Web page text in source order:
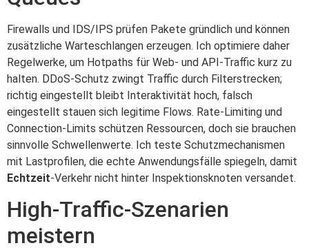
Firewalls und IDS/IPS prüfen Pakete gründlich und können
zusätzliche Warteschlangen erzeugen. Ich optimiere daher
Regelwerke, um Hotpaths für Web- und API-Traffic kurz zu
halten. DDoS-Schutz zwingt Traffic durch Filterstrecken;
richtig eingestellt bleibt Interaktivität hoch, falsch
eingestellt stauen sich legitime Flows. Rate-Limiting und
Connection-Limits schützen Ressourcen, doch sie brauchen
sinnvolle Schwellenwerte. Ich teste Schutzmechanismen
mit Lastprofilen, die echte Anwendungsfälle spiegeln, damit
Echtzeit-Verkehr nicht hinter Inspektionsknoten versandet.
High-Traffic-Szenarien
meistern